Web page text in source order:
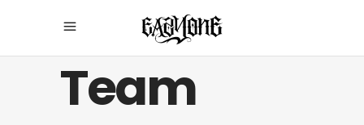
Team